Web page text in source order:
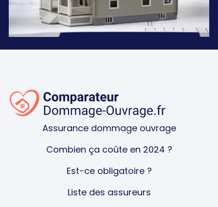
Assurance dommage ouvrage
Combien ça coûte en 2024 ?
Est-ce obligatoire ?
Liste des assureurs